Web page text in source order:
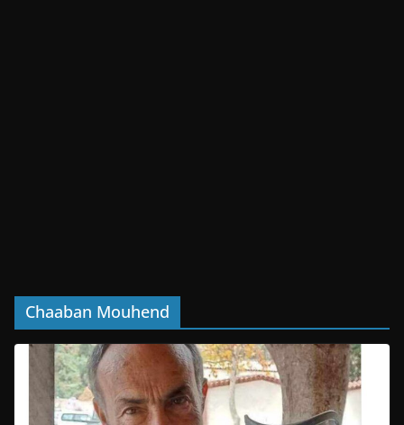
Chaaban Mouhend